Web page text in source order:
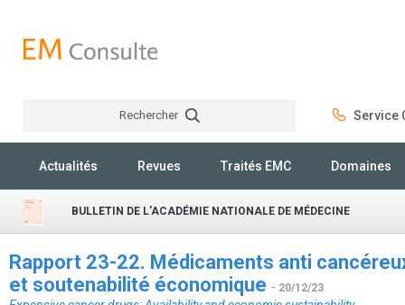
Rechercher Service
Actualités Revues Traités EMC Domaines
BULLETIN DE L'ACADÉMIE NATIONALE DE MÉDECINE
Rapport 23-22. Médicaments anti
et soutenabilité économique - 20/12/23